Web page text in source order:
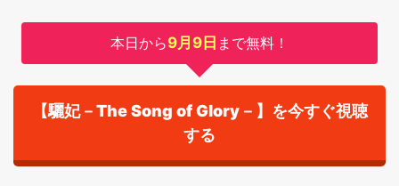
本日から9月9日 まで無料！
【驪妃－The Song of Glory－】を今すぐ視聴
する